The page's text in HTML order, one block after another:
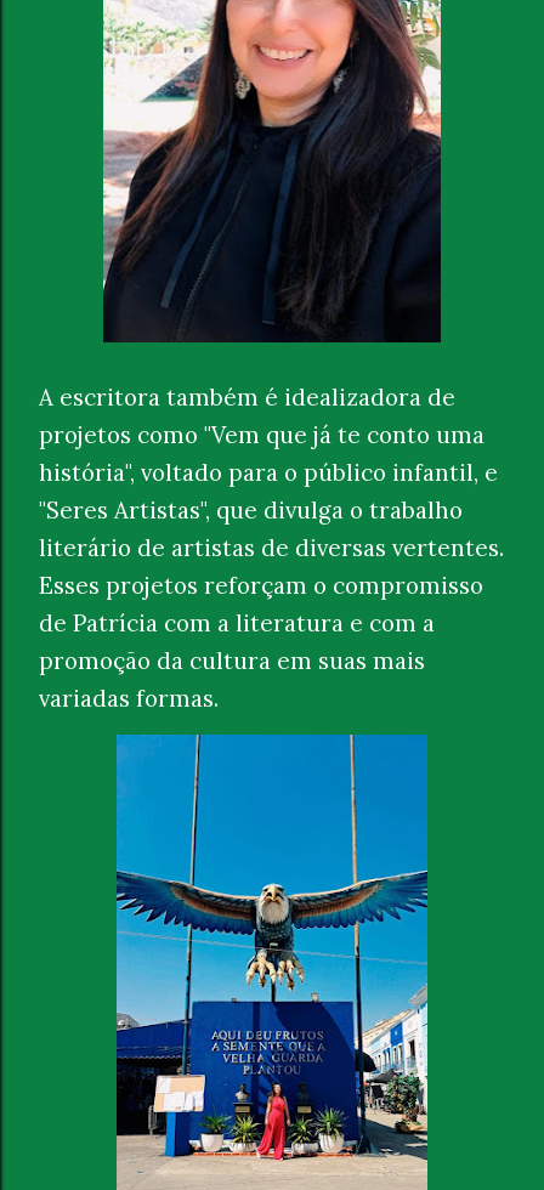
A escritora também é idealizadora de
projetos como "Vem que já te conto uma
história", voltado para o público infantil, e
"Seres Artistas", que divulga o trabalho
literário de artistas de diversas vertentes.
Esses projetos reforçam o compromisso
de Patrícia com a literatura e com a
promoção da cultura em suas mais
variadas formas.